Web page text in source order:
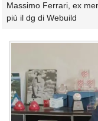
Massimo Ferrari, ex
più il dg di Webuild